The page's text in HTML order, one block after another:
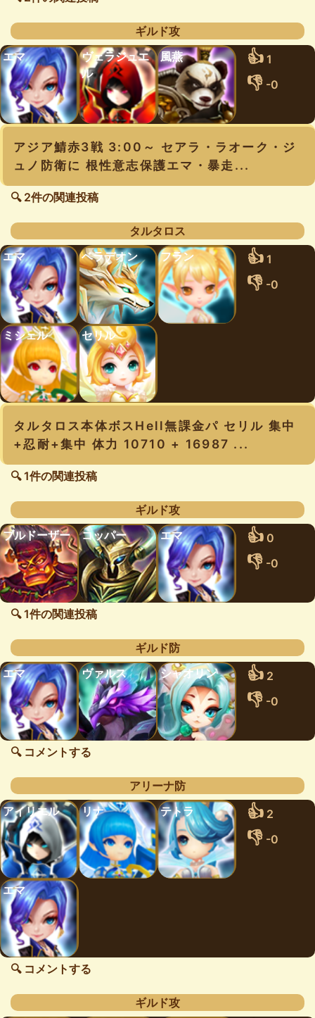
ギルド攻
エマ
ヴェラジュエ
ル
風燕 👍 1
👎 -0
アジア鯖赤3戦 3:00～ セアラ・ラオーク・ジ
ュノ防衛に 根性意志保護エマ・暴走...
🔍 2件の関連投稿
タルタロス
エマ
ベラデオン フラン 👍 1
👎 -0
ミシェル セリル
タルタロス本体ボスHell無課金パ セリル 集中
+忍耐+集中 体力 10710 + 16987 ...
🔍 1件の関連投稿
ギルド攻
ブルドーザー
コッパー エマ 👍 0
👎 -0
🔍 1件の関連投稿
ギルド防
エマ
ヴァルス シャオリン 👍 2
👎 -0
🔍 コメントする
アリーナ防
アイリエル
リナ テトラ 👍 2
👎 -0
エマ
🔍 コメントする
ギルド攻